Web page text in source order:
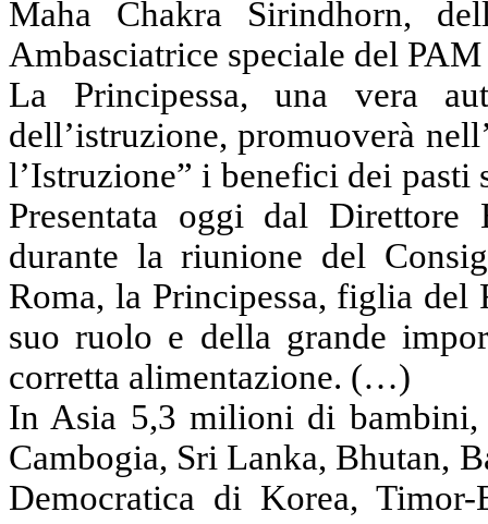
Maha Chakra Sirindhorn,
Ambasciatrice speciale del
La Principessa, una vera
dell’istruzione, promuoverà
l’Istruzione” i benefici dei pasti
Presentata oggi dal
durante la riunione del
Roma, la Principessa, figlia
suo ruolo e della grande
corretta alimentazione. (…)
In Asia 5,3 milioni di bambini,
Cambogia, Sri Lanka, Bhutan,
Democratica di Korea,